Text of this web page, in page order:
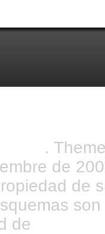
.
de
de
de